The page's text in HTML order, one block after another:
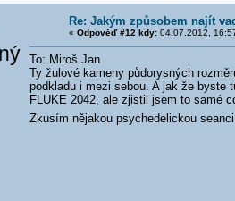
Re: Jakým způsobem najít
« Odpověď #12 kdy:04.07.2012,
To: Miroš Jan
Ty žulové kameny půdorysných
podkladu i mezi sebou. A jak že byste
FLUKE 2042, ale zjistil jsem to samé
Zkusím nějakou psychedelickou